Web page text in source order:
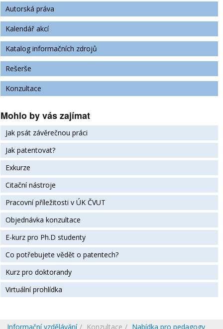
Autorská práva
Kalendář akcí
Katalog informačních zdrojů
Rešerše
Konzultace
Mohlo by vás zajímat
Jak psát závěrečnou práci
Jak patentovat?
Exkurze
Citační nástroje
Pracovní příležitosti v ÚK ČVUT
Objednávka konzultace
E-kurz pro Ph.D studenty
Co potřebujete vědět o patentech?
Kurz pro doktorandy
Virtuální prohlídka
Informační vzdělávání Konzultace Nabídka pro pedagogy